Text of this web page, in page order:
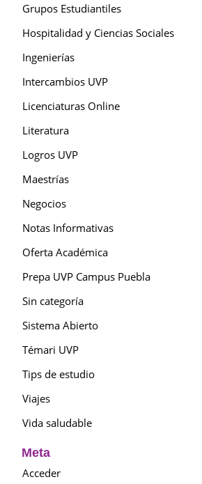
Grupos Estudiantiles
Hospitalidad y Ciencias Sociales
Ingenierías
Intercambios UVP
Licenciaturas Online
Literatura
Logros UVP
Maestrías
Negocios
Notas Informativas
Oferta Académica
Prepa UVP Campus Puebla
Sin categoría
Sistema Abierto
Témari UVP
Tips de estudio
Viajes
Vida saludable
Meta
Acceder